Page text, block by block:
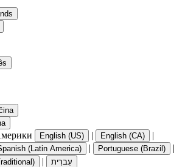
English (US) | English (CA) |
(Latin America) | Portuguese (Brazil) |
| עִברִית